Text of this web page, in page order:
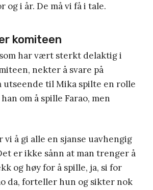
og i år. De må vi få i tale.
komiteen
har vært sterkt delaktig i
nekter å svare på
utseende til Mika spilte en rolle
om å spille Farao, men
vi å gi alle en sjanse uavhengig
er ikke sånn at man trenger å
og høy for å spille, ja, si for
da, forteller hun og sikter nok